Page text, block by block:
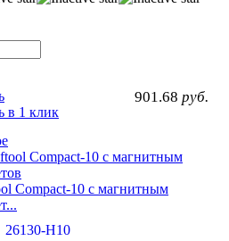
901.68 руб.
в 1 клик
Compact-10 с магнитным
26130-H10